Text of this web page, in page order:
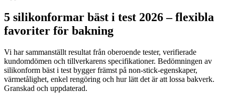
5 silikonformar bäst i test 2026 – flexibla
favoriter för bakning
Vi har sammanställt resultat från oberoende tester, verifierade
kundomdömen och tillverkarens specifikationer. Bedömningen av
silikonform bäst i test bygger främst på non-stick-egenskaper,
värmetålighet, enkel rengöring och hur lätt det är att lossa bakverk.
Granskad och uppdaterad.